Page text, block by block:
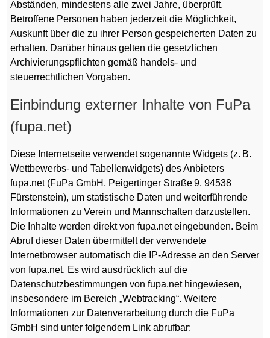
Abständen, mindestens alle zwei Jahre, überprüft.
Betroffene Personen haben jederzeit die Möglichkeit,
Auskunft über die zu ihrer Person gespeicherten Daten zu
erhalten. Darüber hinaus gelten die gesetzlichen
Archivierungspflichten gemäß handels- und
steuerrechtlichen Vorgaben.
Einbindung externer Inhalte von FuPa
(fupa.net)
Diese Internetseite verwendet sogenannte Widgets (z. B.
Wettbewerbs- und Tabellenwidgets) des Anbieters
fupa.net (FuPa GmbH, Peigertinger Straße 9, 94538
Fürstenstein), um statistische Daten und weiterführende
Informationen zu Verein und Mannschaften darzustellen.
Die Inhalte werden direkt von fupa.net eingebunden. Beim
Abruf dieser Daten übermittelt der verwendete
Internetbrowser automatisch die IP-Adresse an den Server
von fupa.net. Es wird ausdrücklich auf die
Datenschutzbestimmungen von fupa.net hingewiesen,
insbesondere im Bereich „Webtracking“. Weitere
Informationen zur Datenverarbeitung durch die FuPa
GmbH sind unter folgendem Link abrufbar: